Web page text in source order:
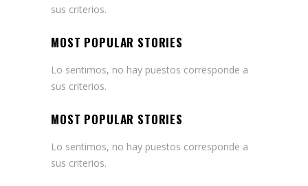
sus criterios.
MOST POPULAR STORIES
Lo sentimos, no hay puestos corresponde a
sus criterios.
MOST POPULAR STORIES
Lo sentimos, no hay puestos corresponde a
sus criterios.